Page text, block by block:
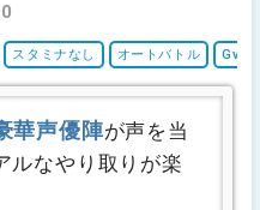
スタミナなし オートバトル GvG
華声優陣が声を当
ルなやり取りが楽